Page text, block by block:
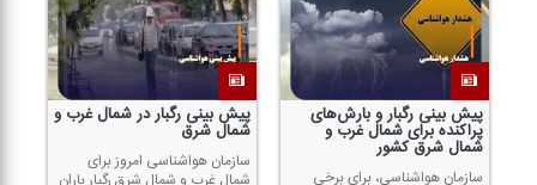
پیش بینی رگبار و بارش‌های
پراكنده برای شمال غرب و
شمال شرق كشور
سازمان هواشناسی، برای برخی
پیش بینی رگبار در شمال غرب و
شمال شرق
سازمان هواشناسی امروز برای